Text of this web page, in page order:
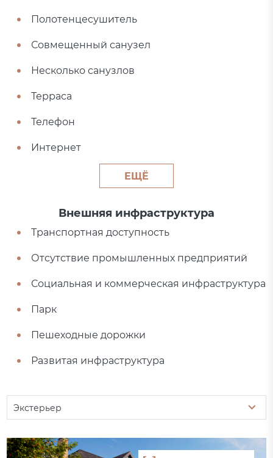
Полотенцесушитель
Совмещенный санузел
Несколько санузлов
Терраса
Телефон
Интернет
ЕЩЁ
Внешняя инфраструктура
Транспортная доступность
Отсутствие промышленных предприятий
Социальная и коммерческая инфраструктура
Парк
Пешеходные дорожки
Развитая инфраструктура
Экстерьер